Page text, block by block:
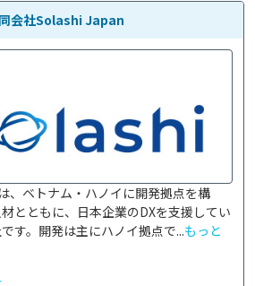
会社Solashi Japan
、ベトナム・ハノイに開発拠点を構
とともに、日本企業のDXを支援してい
す。開発は主にハノイ拠点で...もっと